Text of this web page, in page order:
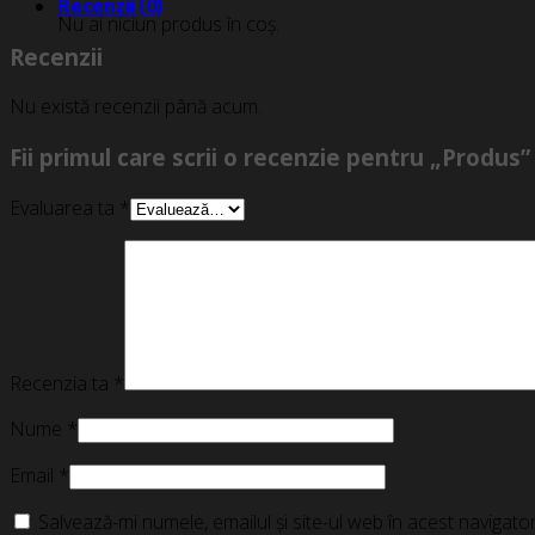
Nu ai niciun produs în coș.
Recenzii (0)
Recenzii
Nu există recenzii până acum.
Fii primul care scrii o recenzie pentru „Produs”
Evaluarea ta *
Recenzia ta *
Nume *
Email *
Salvează-mi numele, emailul și site-ul web în acest